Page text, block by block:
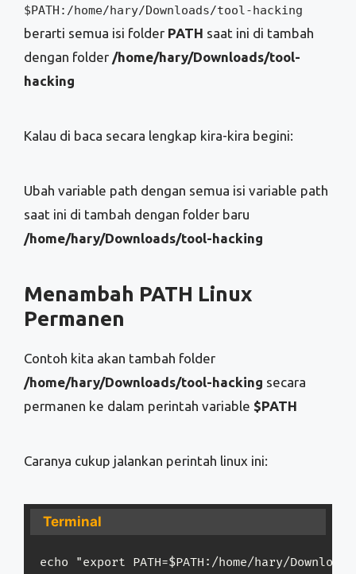
$PATH:/home/hary/Downloads/tool-hacking
berarti semua isi folder PATH saat ini di tambah
dengan folder /home/hary/Downloads/tool-
hacking
Kalau di baca secara lengkap kira-kira begini:
Ubah variable path dengan semua isi variable path
saat ini di tambah dengan folder baru
/home/hary/Downloads/tool-hacking
Menambah PATH Linux
Permanen
Contoh kita akan tambah folder
/home/hary/Downloads/tool-hacking secara
permanen ke dalam perintah variable $PATH
Caranya cukup jalankan perintah linux ini:
Terminal
echo "export PATH=$PATH:/home/hary/